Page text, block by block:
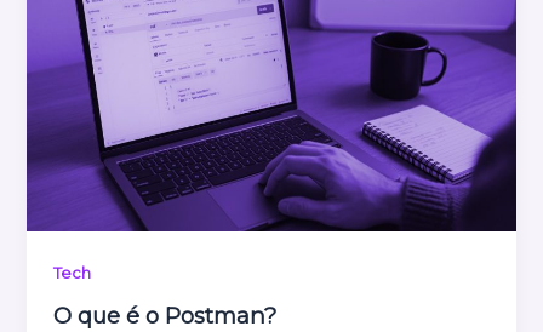
Tech
O que é o Postman?